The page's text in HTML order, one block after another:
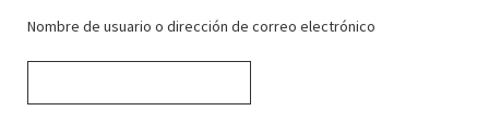
Nombre de usuario o dirección de correo electrónico